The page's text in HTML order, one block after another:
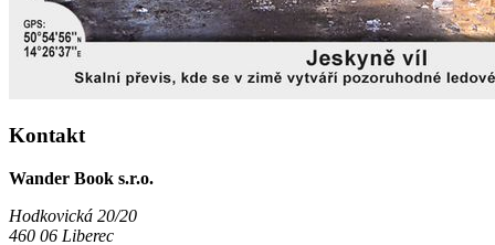
Kontakt
Wander Book s.r.o.
Hodkovická 20/20
460 06 Liberec